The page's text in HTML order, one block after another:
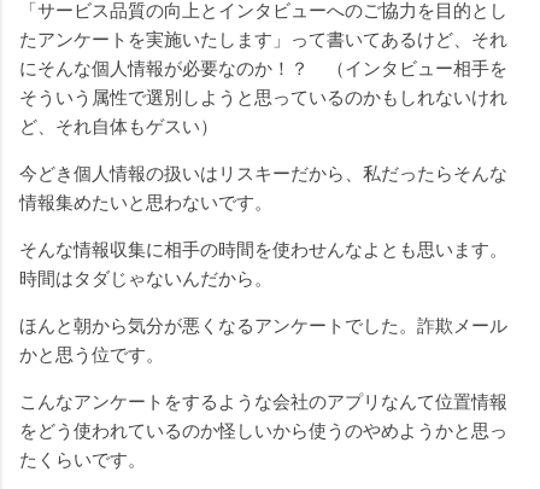
「サービス品質の向上とインタビューへのご協力を目的とし
たアンケートを実施いたします」って書いてあるけど、それ
にそんな個人情報が必要なのか！？ （インタビュー相手を
そういう属性で選別しようと思っているのかもしれないけれ
ど、それ自体もゲスい）
今どき個人情報の扱いはリスキーだから、私だったらそんな
情報集めたいと思わないです。
そんな情報収集に相手の時間を使わせんなよとも思います。
時間はタダじゃないんだから。
ほんと朝から気分が悪くなるアンケートでした。詐欺メール
かと思う位です。
こんなアンケートをするような会社のアプリなんて位置情報
をどう使われているのか怪しいから使うのやめようかと思っ
たくらいです。